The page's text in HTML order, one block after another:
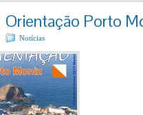
Orientação Porto
Notícias